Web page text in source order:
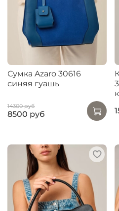
Сумка Azaro 30616
синяя гуашь
14300 руб
8500 руб